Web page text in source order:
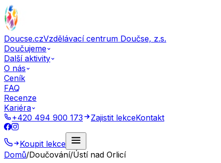
Doucse.czVzdělávací centrum Doučse, z.s.
Doučujeme
Další aktivity
O nás
Ceník
FAQ
Recenze
Kariéra
+420 494 900 173
Zajistit lekceKontakt
Koupit lekce
Domů/Doučování/Ústí nad Orlicí